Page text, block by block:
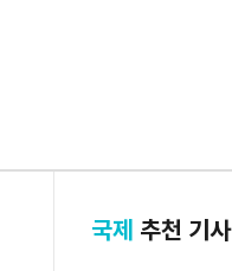
국제 추천 기사